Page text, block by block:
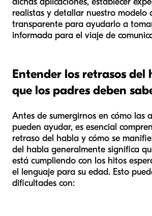
realistas y detallar nuestro modelo
transparente para ayudarlo a
informada para el viaje de
Entender los retrasos del
que los padres deben
Antes de sumergirnos en cómo las
pueden ayudar, es esencial
retraso del habla y cómo se
del habla generalmente significa
está cumpliendo con los hitos
el lenguaje para su edad. Esto
dificultades con: